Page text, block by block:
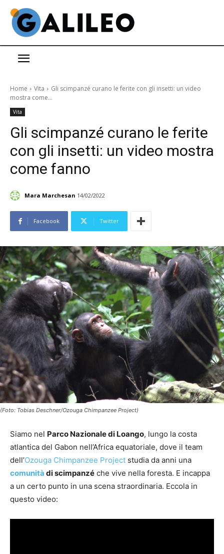
Home Vita
Gli scimpanzé curano le ferite con gli insetti: un video
mostra come...
Vita
Gli scimpanzé curano le ferite
con gli insetti: un video mostra
come fanno
Mara Marchesan 14/02/2022
Facebook Twitter
(Foto: Tobias Deschner/Ozouga Chimpanzee Project)
Siamo nel Parco Nazionale di Loango, lungo la costa
atlantica del Gabon nell’Africa equatoriale, dove il team
dell’Ozouga Chimpanzee Project studia da anni una
comunità di scimpanzé che vive nella foresta. E incappa
a un certo punto in una scena straordinaria. Eccola in
questo video: